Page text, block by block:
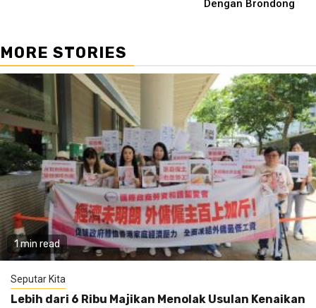
Dengan Brondong
MORE STORIES
1 min read
Seputar Kita
Lebih dari 6 Ribu Majikan Menolak Usulan Kenaikan